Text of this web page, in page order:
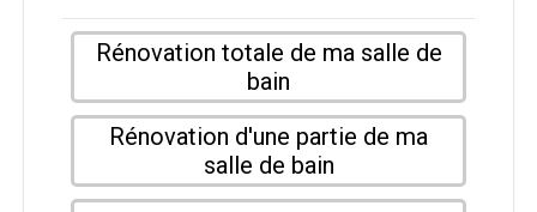
Rénovation totale de ma salle de
bain
Rénovation d'une partie de ma
salle de bain